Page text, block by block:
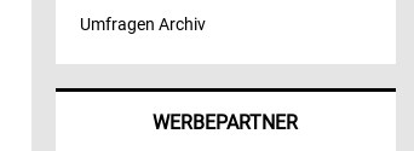
Umfragen Archiv
WERBEPARTNER